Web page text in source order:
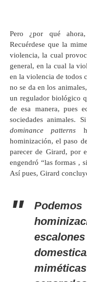
Pero ¿por qué
Recuérdese que la
violencia, la cual
general, en la cual la
en la violencia de todos
no se da en los
un regulador biológico
de esa manera, pues
sociedades animales.
dominance
patterns
hominización, el paso
parecer de Girard, por
engendró “las formas ,
Así pues, Girard